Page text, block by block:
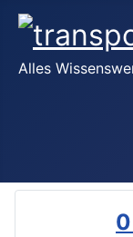
Alles
0